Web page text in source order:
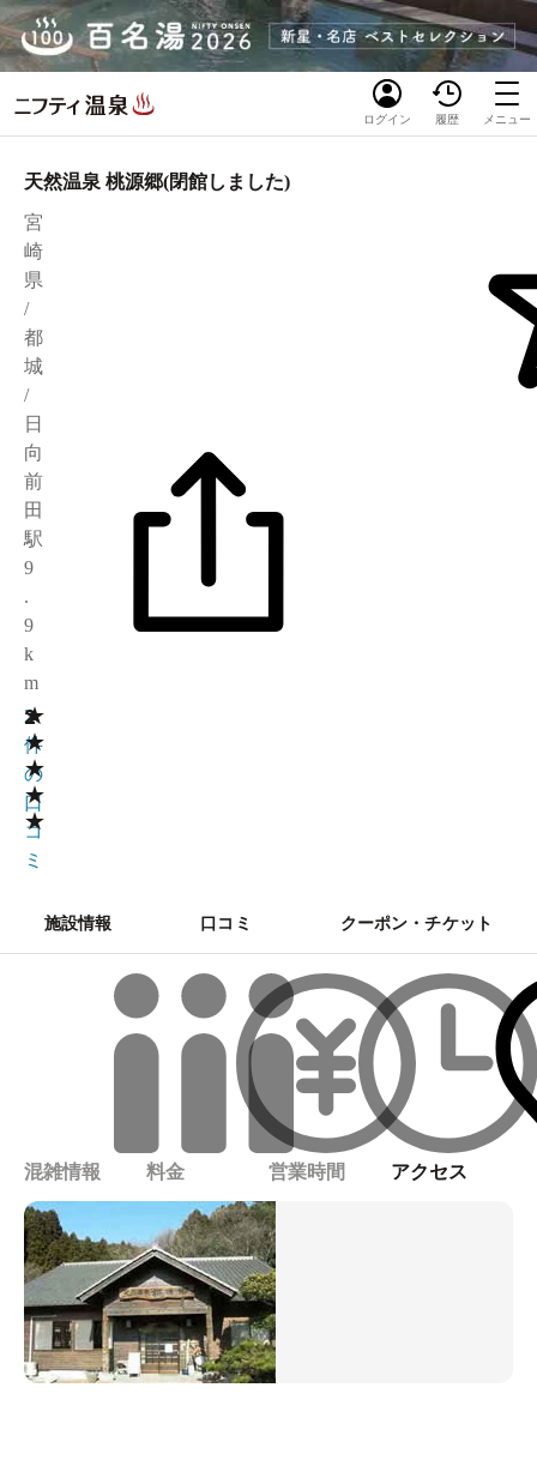
ログイン 履歴 メニュー
天然温泉 桃源郷(閉館しました)
宮
崎
県
/
都
城
/
日
向
前
田
駅
9
.
9
k
m
★
★
★
★
★
2
2
件
の
口
コ
ミ
施設情報 口コミ クーポン・チケット
混雑情報 料金 営業時間 アクセス